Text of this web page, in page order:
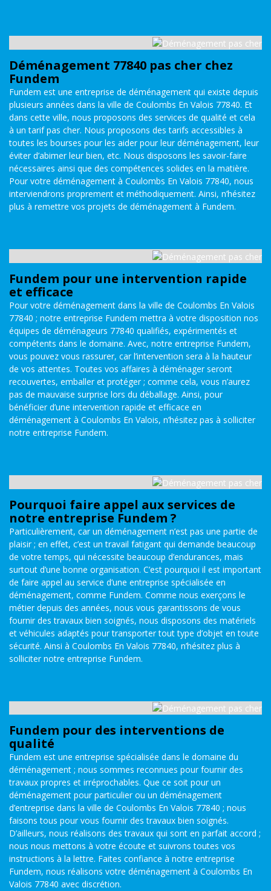
Déménagement 77840 pas cher chez
Fundem
Fundem est une entreprise de déménagement qui existe depuis
plusieurs années dans la ville de Coulombs En Valois 77840. Et
dans cette ville, nous proposons des services de qualité et cela
à un tarif pas cher. Nous proposons des tarifs accessibles à
toutes les bourses pour les aider pour leur déménagement, leur
éviter d’abimer leur bien, etc. Nous disposons les savoir-faire
nécessaires ainsi que des compétences solides en la matière.
Pour votre déménagement à Coulombs En Valois 77840, nous
interviendrons proprement et méthodiquement. Ainsi, n’hésitez
plus à remettre vos projets de déménagement à Fundem.
Fundem pour une intervention rapide
et efficace
Pour votre déménagement dans la ville de Coulombs En Valois
77840 ; notre entreprise Fundem mettra à votre disposition nos
équipes de déménageurs 77840 qualifiés, expérimentés et
compétents dans le domaine. Avec, notre entreprise Fundem,
vous pouvez vous rassurer, car l’intervention sera à la hauteur
de vos attentes. Toutes vos affaires à déménager seront
recouvertes, emballer et protéger ; comme cela, vous n’aurez
pas de mauvaise surprise lors du déballage. Ainsi, pour
bénéficier d’une intervention rapide et efficace en
déménagement à Coulombs En Valois, n’hésitez pas à solliciter
notre entreprise Fundem.
Pourquoi faire appel aux services de
notre entreprise Fundem ?
Particulièrement, car un déménagement n’est pas une partie de
plaisir ; en effet, c’est un travail fatigant qui demande beaucoup
de votre temps, qui nécessite beaucoup d’endurances, mais
surtout d’une bonne organisation. C’est pourquoi il est important
de faire appel au service d’une entreprise spécialisée en
déménagement, comme Fundem. Comme nous exerçons le
métier depuis des années, nous vous garantissons de vous
fournir des travaux bien soignés, nous disposons des matériels
et véhicules adaptés pour transporter tout type d’objet en toute
sécurité. Ainsi à Coulombs En Valois 77840, n’hésitez plus à
solliciter notre entreprise Fundem.
Fundem pour des interventions de
qualité
Fundem est une entreprise spécialisée dans le domaine du
déménagement ; nous sommes reconnues pour fournir des
travaux propres et irréprochables. Que ce soit pour un
déménagement pour particulier ou un déménagement
d’entreprise dans la ville de Coulombs En Valois 77840 ; nous
faisons tous pour vous fournir des travaux bien soignés.
D’ailleurs, nous réalisons des travaux qui sont en parfait accord ;
nous nous mettons à votre écoute et suivrons toutes vos
instructions à la lettre. Faites confiance à notre entreprise
Fundem, nous réalisons votre déménagement à Coulombs En
Valois 77840 avec discrétion.